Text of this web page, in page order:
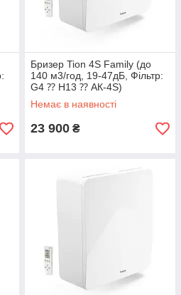
Бризер Tion 4S Family (до
140 м3/год, 19-47дБ, Фільтр:
G4 ⁇ H13 ⁇ АК-4S)
Немає в наявності
23 900 ₴